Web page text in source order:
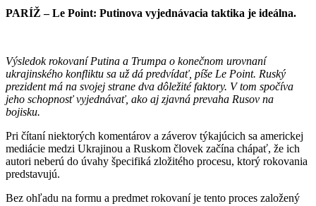
PARÍŽ – Le Point: Putinova vyjednávacia taktika je ideálna.
Výsledok rokovaní Putina a Trumpa o konečnom urovnaní
ukrajinského konfliktu sa už dá predvídať, píše Le Point. Ruský
prezident má na svojej strane dva dôležité faktory. V tom spočíva
jeho schopnosť vyjednávať, ako aj zjavná prevaha Rusov na
bojisku.
Pri čítaní niektorých komentárov a záverov týkajúcich sa americkej
mediácie medzi Ukrajinou a Ruskom človek začína chápať, že ich
autori neberú do úvahy špecifiká zložitého procesu, ktorý rokovania
predstavujú.
Bez ohľadu na formu a predmet rokovaní je tento proces založený